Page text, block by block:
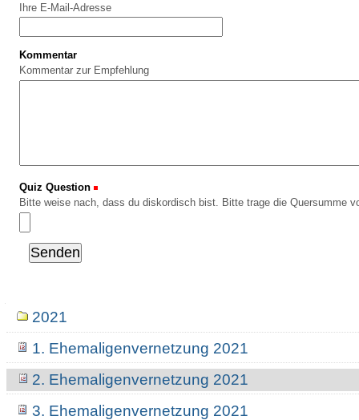
Ihre E-Mail-Adresse
Kommentar
Kommentar zur Empfehlung
Quiz Question
Bitte weise nach, dass du diskordisch bist. Bitte trage die Quersumme
Navigation
2021
1. Ehemaligenvernetzung 2021
2. Ehemaligenvernetzung 2021
3. Ehemaligenvernetzung 2021